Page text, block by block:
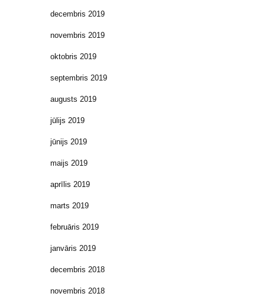
decembris 2019
novembris 2019
oktobris 2019
septembris 2019
augusts 2019
jūlijs 2019
jūnijs 2019
maijs 2019
aprīlis 2019
marts 2019
februāris 2019
janvāris 2019
decembris 2018
novembris 2018